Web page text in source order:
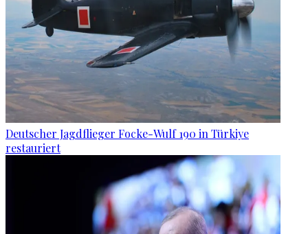
Deutscher Jagdflieger Focke-Wulf 190 in Türkiye
restauriert